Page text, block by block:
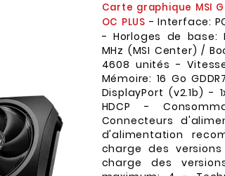
Carte graphique MSI
OC PLUS - Interface:
- Horloges de base:
MHz (MSI Center) /
4608 unités -
Mémoire: 16 Go
DisplayPort (v2.1b) -
HDCP -
Connecteurs
d'alimentation
charge des
charge des